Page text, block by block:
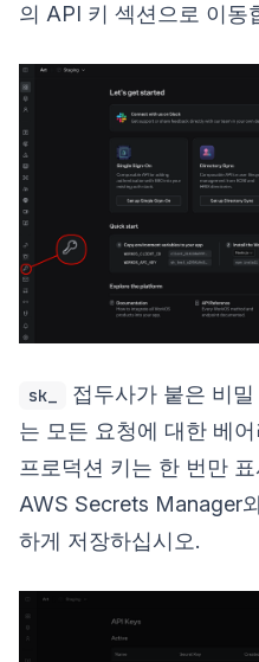
의 API 키 섹션으로 이동
sk_
접두사가 붙은 비
는 모든 요청에 대한 베
프로덕션 키는 한 번만
AWS Secrets Manager
하게 저장하십시오.